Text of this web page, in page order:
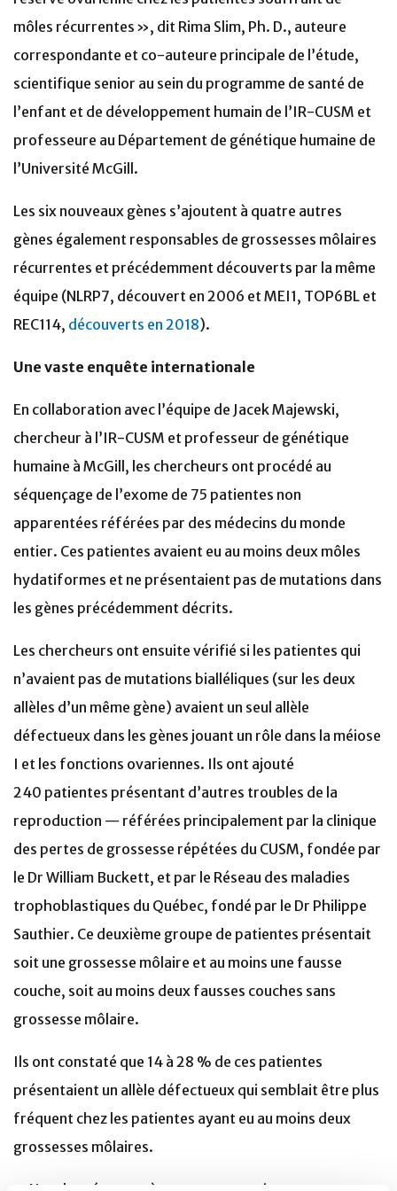
môles récurrentes », dit Rima Slim, Ph. D., auteure
correspondante et co-auteure principale de l’étude,
scientifique senior au sein du programme de santé de
l’enfant et de développement humain de l’IR-CUSM et
professeure au Département de génétique humaine de
l’Université McGill.
Les six nouveaux gènes s’ajoutent à quatre autres
gènes également responsables de grossesses môlaires
récurrentes et précédemment découverts par la même
équipe (NLRP7, découvert en 2006 et MEI1, TOP6BL et
REC114, découverts en 2018).
Une vaste enquête internationale
En collaboration avec l’équipe de Jacek Majewski,
chercheur à l’IR-CUSM et professeur de génétique
humaine à McGill, les chercheurs ont procédé au
séquençage de l’exome de 75 patientes non
apparentées référées par des médecins du monde
entier. Ces patientes avaient eu au moins deux môles
hydatiformes et ne présentaient pas de mutations dans
les gènes précédemment décrits.
Les chercheurs ont ensuite vérifié si les patientes qui
n’avaient pas de mutations bialléliques (sur les deux
allèles d’un même gène) avaient un seul allèle
défectueux dans les gènes jouant un rôle dans la méiose
I et les fonctions ovariennes. Ils ont ajouté
240 patientes présentant d’autres troubles de la
reproduction — référées principalement par la clinique
des pertes de grossesse répétées du CUSM, fondée par
le Dr William Buckett, et par le Réseau des maladies
trophoblastiques du Québec, fondé par le Dr Philippe
Sauthier. Ce deuxième groupe de patientes présentait
soit une grossesse môlaire et au moins une fausse
couche, soit au moins deux fausses couches sans
grossesse môlaire.
Ils ont constaté que 14 à 28 % de ces patientes
présentaient un allèle défectueux qui semblait être plus
fréquent chez les patientes ayant eu au moins deux
grossesses môlaires.